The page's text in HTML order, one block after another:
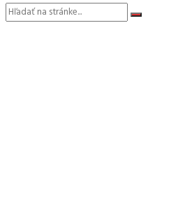
Vyhľadávanie: